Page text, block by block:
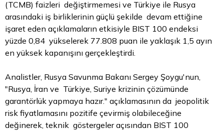
(TCMB) faizleri değiştirmemesi ve Türkiye ile Rusya
arasındaki iş birliklerinin güçlü şekilde devam ettiğine
işaret eden açıklamaların etkisiyle BIST 100 endeksi
yüzde 0,84 yükselerek 77.808 puan ile yaklaşık 1,5 ayın
en yüksek kapanışını gerçekleştirdi.
Analistler, Rusya Savunma Bakanı Sergey Şoygu'nun,
"Rusya, İran ve Türkiye, Suriye krizinin çözümünde
garantörlük yapmaya hazır." açıklamasının da jeopolitik
risk fiyatlamasını pozitife çevirmiş olabileceğine
değinerek, teknik göstergeler açısından BIST 100